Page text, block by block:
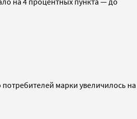
марки увеличилось на